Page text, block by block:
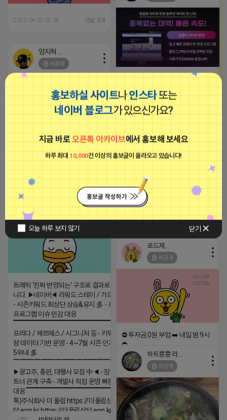
홍보하실 사이트나인스타또는
네이버 블로그가 있으신가요?
지금 바로오픈톡 아카이브에서 홍보해 보세요
하루 최대10,000건 이상의 홍보글이 올라오고 있습니다!
오늘 하루 보지 않기 닫기
2025-04-03 02:58 댓글: 0개
[아이피몬스터] 전국 최저가 마케팅
용 KT아이피서비스!!
2023-09-06 14:23:39
비공개
스마트블록 실행사 찾습니다 건수
행사만 연락주세요 (카톡)92423
2025-04-02 13:59 댓글: 0개
비공개
2025-03-05 23:21 댓글: 0개
티비 보는 라이언
비공개
트래픽 ‘진짜 반영되는’ 구조로 결과로 보여드립
니다. ▶네이버◀ 리워드 스테이 / 가드 / 자몽 등
- 시즌키워드 최상단 상승&유지 多 - 로직변화,
프로그램 이슈 민감 대응
▔▔▔▔▔▔▔▔▔▔▔▔▔▔▔▔▔▔ ▶쿠팡◀
프라다 / 헤르메스 / 시그니처 등 - 키워드 검색
량 데이터 기반 운영 - 4~7월 시즌 인기 키워드
5위내 多
▔▔▔▔▔▔▔▔▔▔▔▔▔▔▔▔▔▔
▶광고주, 총판, 대행사 모집 中◀ - 장기 협업 파
트너 관계 구축 - 개발사 직접 운영 빠른 피드백
대응 ▔▔▔▔▔▔▔▔▔▔▔▔▔▔▔▔▔▔ (카
톡)주식회사 더 풀림 https://더풀림상
담.enn.kr https://더풀림상담.enn.kr
비공개
⛔️ 투자금 0원 부업 ➡️ 내일 밤 9시
⛔️
2026-04-18 17:23
하트뿅뿅 라이언
비공개